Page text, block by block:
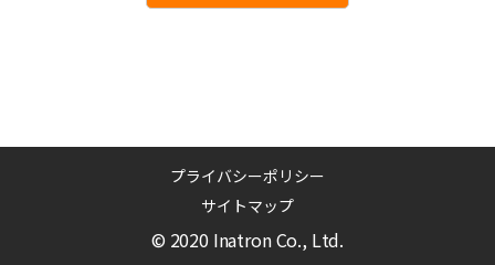
プライバシーポリシー
サイトマップ
© 2020 Inatron Co., Ltd.